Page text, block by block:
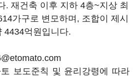
. 재건축 이후 지하 4층~지상 최
가구로 변모하며, 조합이 제시
4434억원입니다.
보도준칙 및 윤리강령에 따라